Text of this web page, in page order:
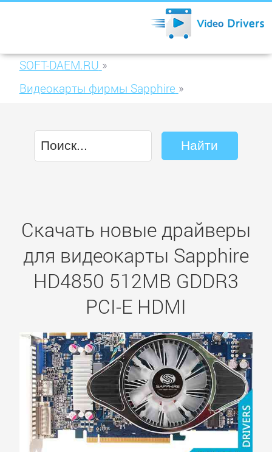
SOFT-DAEM.RU »
Видеокарты фирмы Sapphire »
Скачать новые драйверы
для видеокарты Sapphire
HD4850 512MB GDDR3
PCI-E HDMI